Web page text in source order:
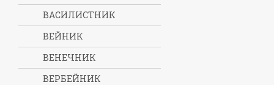
ВАСИЛИСТНИК
ВЕЙНИК
ВЕНЕЧНИК
ВЕРБЕЙНИК